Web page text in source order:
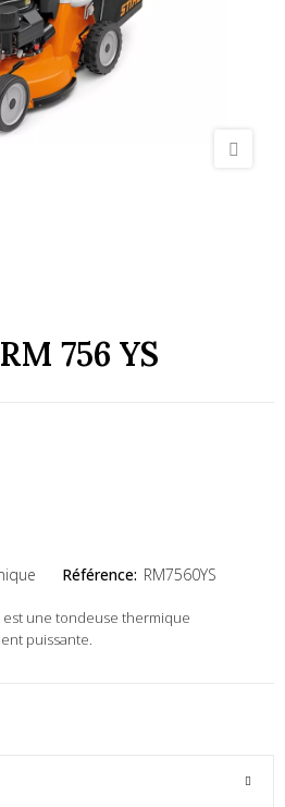
756 YS
Référence: RM7560YS
est une tondeuse thermique
puissante.